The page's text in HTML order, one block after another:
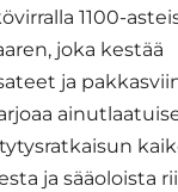
1100-
joka kestää
ja
ja sääoloista